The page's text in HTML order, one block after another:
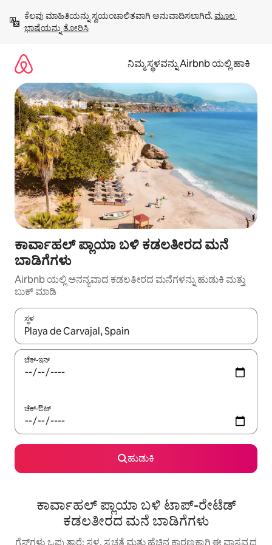
ಹೋಗಿ
ಕೆಲವು ಮಾಹಿತಿಯನ್ನು ಸ್ವಯಂಚಾಲಿತವಾಗಿ ಅನುವಾದಿಸಲಾಗಿದೆ. ಮೂಲ
ಭಾಷೆಯನ್ನು ತೋರಿಸಿ
ನಿಮ್ಮ ಸ್ಥಳವನ್ನು Airbnb ಯಲ್ಲಿ ಹಾಕಿ
ಕಾರ್ವಾಹಲ್ ಪ್ಲಾಯಾ ಬಳಿ ಕಡಲತೀರದ ಮನೆ
ಬಾಡಿಗೆಗಳು
Airbnb ಯಲ್ಲಿ ಅನನ್ಯವಾದ ಕಡಲತೀರದ ಮನೆಗಳನ್ನು ಹುಡುಕಿ ಮತ್ತು
ಬುಕ್ ಮಾಡಿ
ಸ್ಥಳ
ಫಲಿತಾಂಶಗಳು ಲಭ್ಯವಿರುವಾಗ, ಅಪ್ ಮತ್ತು ಡೌನ್ ಬಾಣದ ಕೀಲಿಗಳೊಂದಿಗೆ
ಚೆಕ್-ಇನ್
ಚೆಕ್-ಔಟ್
ಹುಡುಕಿ
ಕಾರ್ವಾಹಲ್ ಪ್ಲಾಯಾ ಬಳಿ ಟಾಪ್-ರೇಟೆಡ್
ಕಡಲತೀರದ ಮನೆ ಬಾಡಿಗೆಗಳು
ಗೆಸ್ಟ್‌ಗಳು ಒಪ್ಪುತ್ತಾರೆ: ಸ್ಥಳ, ಸ್ವಚ್ಛತೆ ಮತ್ತು ಹೆಚ್ಚಿನ ಕಾರಣಕ್ಕಾಗಿ ಈ ವಾಸ್ತವ್ಯದ